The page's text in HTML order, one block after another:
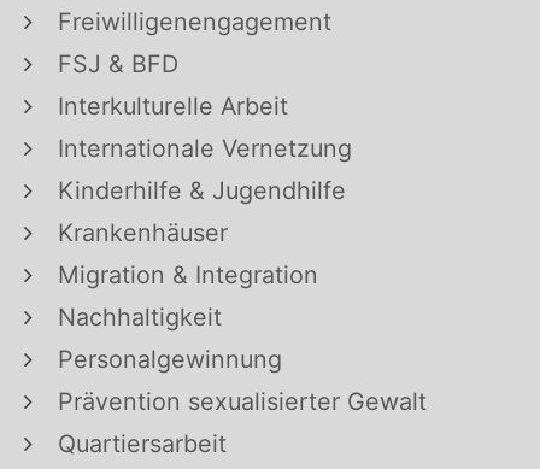
Freiwilligenengagement
FSJ & BFD
Interkulturelle Arbeit
Internationale Vernetzung
Kinderhilfe & Jugendhilfe
Krankenhäuser
Migration & Integration
Nachhaltigkeit
Personalgewinnung
Prävention sexualisierter Gewalt
Quartiersarbeit